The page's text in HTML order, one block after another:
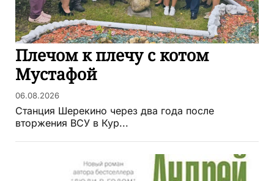
Плечом к плечу с котом
Мустафой
06.08.2026
Станция Шерекино через два года после
вторжения ВСУ в Кур...